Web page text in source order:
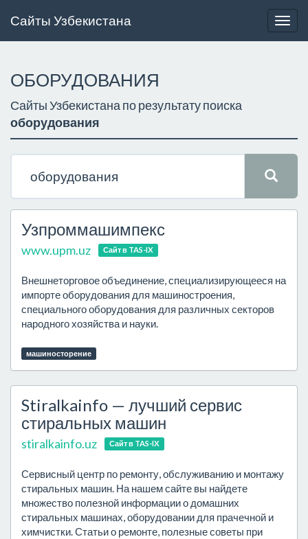
Сайты Узбекистана
ОБОРУДОВАНИЯ
Сайты Узбекистана по результату поиска
оборудования
Узпроммашимпекс
www.upm.uz Сайт в TAS-IX
Внешнеторговое объединение, специализирующееся на
импорте оборудования для машиностроения,
специального оборудования для различных секторов
народного хозяйства и науки.
машиносторение
Stiralkainfo — лучший сервис
стиральных машин
stiralkainfo.uz Сайт в TAS-IX
Сервисный центр по ремонту, обслуживанию и монтажу
стиральных машин. На нашем сайте вы найдете
множество полезной информации о домашних
стиральных машинах, оборудовании для прачечной и
химчистки. Статьи о ремонте, полезные советы при